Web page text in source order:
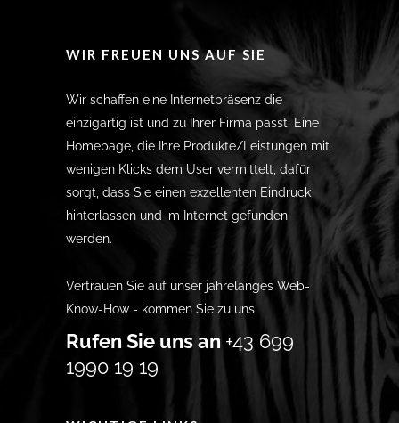
WIR FREUEN UNS AUF SIE
Wir schaffen eine Internetpräsenz die
einzigartig ist und zu Ihrer Firma passt. Eine
Homepage, die Ihre Produkte/Leistungen mit
wenigen Klicks dem User vermittelt, dafür
sorgt, dass Sie einen exzellenten Eindruck
hinterlassen und im Internet gefunden
werden.
Vertrauen Sie auf unser jahrelanges Web-
Know-How - kommen Sie zu uns.
Rufen Sie uns an +43 699
1990 19 19